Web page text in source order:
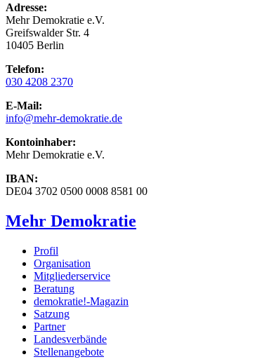
Adresse:
Mehr Demokratie e.V.
Greifswalder Str. 4
10405 Berlin
Telefon:
030 4208 2370
E-Mail:
info@mehr-demokratie.de
Kontoinhaber:
Mehr Demokratie e.V.
IBAN:
DE04 3702 0500 0008 8581 00
Mehr Demokratie
Profil
Organisation
Mitgliederservice
Beratung
demokratie!-Magazin
Satzung
Partner
Landesverbände
Stellenangebote